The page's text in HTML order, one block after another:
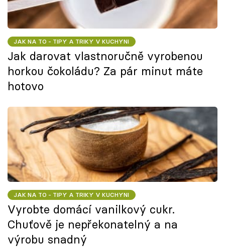
JAK NA TO - TIPY A TRIKY V KUCHYNI
Jak darovat vlastnoručně vyrobenou
horkou čokoládu? Za pár minut máte
hotovo
JAK NA TO - TIPY A TRIKY V KUCHYNI
Vyrobte domácí vanilkový cukr.
Chuťově je nepřekonatelný a na
výrobu snadný